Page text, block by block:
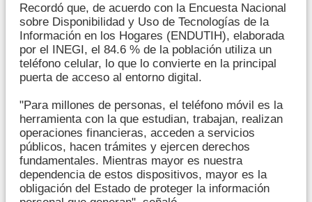
Recordó que, de acuerdo con la Encuesta Nacional
sobre Disponibilidad y Uso de Tecnologías de la
Información en los Hogares (ENDUTIH), elaborada
por el INEGI, el 84.6 % de la población utiliza un
teléfono celular, lo que lo convierte en la principal
puerta de acceso al entorno digital.
"Para millones de personas, el teléfono móvil es la
herramienta con la que estudian, trabajan, realizan
operaciones financieras, acceden a servicios
públicos, hacen trámites y ejercen derechos
fundamentales. Mientras mayor es nuestra
dependencia de estos dispositivos, mayor es la
obligación del Estado de proteger la información